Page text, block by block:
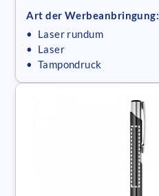
Art der Werbeanbringung:
• Laser rundum
• Laser
• Tampondruck